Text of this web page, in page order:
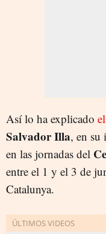
Así lo ha explicado el
Salvador Illa, en su
en las jornadas del
entre el 1 y el 3 de
Catalunya.